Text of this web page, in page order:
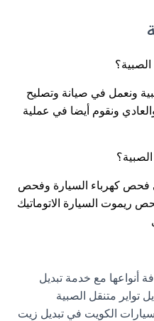
ونعمل في صيانة وتصليح
ونقوم أيضا في عملية
فحص كهرباء السيارة وفحص
ريموت السيارة الاتوماتيك
أنواعها مع خدمة تبديل
تواير متنقل الصبية
الكويت في تبديل زيت